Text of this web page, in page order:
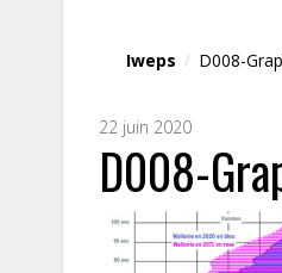
Iweps / D008-
22 juin 2020
D008-